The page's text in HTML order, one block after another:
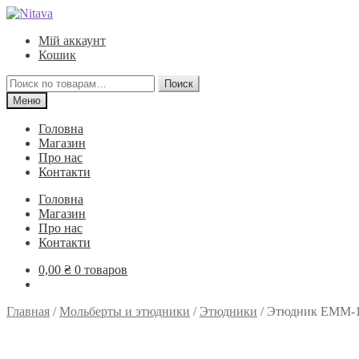
Перейти
навигации
Перейти
содержимому
Мій аккаунт
Кошик
Искать:
Поиск
Меню
Головна
Магазин
Про нас
Контакти
Головна
Магазин
Про нас
Контакти
0,00 ₴ 0 товаров
Главная /Мольберты и этюдники / Этюдники / Этюдник ЕММ-